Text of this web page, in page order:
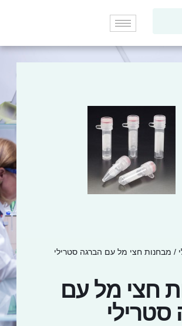
/ מבחנות חצי מל עם הברגה סטרילי
חצי מל עם